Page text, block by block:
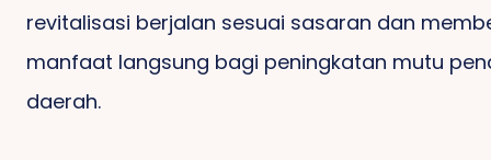
revitalisasi berjalan sesuai sasaran dan
manfaat langsung bagi peningkatan mutu
daerah.
Karakter: Merawat Siri’
Dan Pacce Dalam
Berintegritas
Islami Dan Modern,
Siap Cetak Generasi
Tengah Hiruk Pikuk
Jakarta: Kisah Dari